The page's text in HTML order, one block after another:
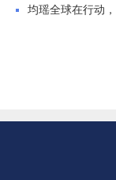
均瑶全球在行动